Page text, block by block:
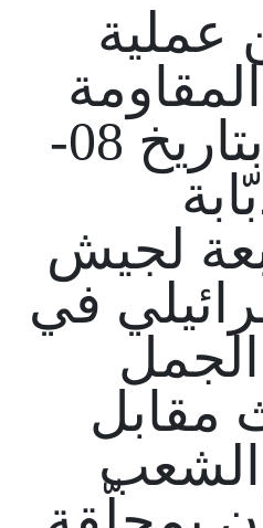
عملية
الإسلامية بتاريخ 08-
دبّابة
لجيش
في
مقابل
الشعب